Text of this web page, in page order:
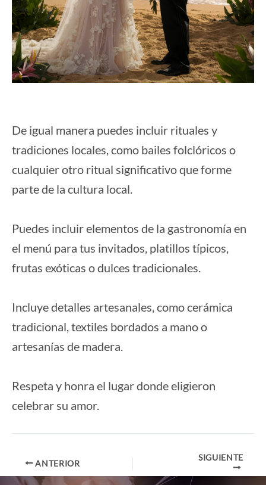
De igual manera puedes incluir rituales y
tradiciones locales, como bailes folclóricos o
cualquier otro ritual significativo que forme
parte de la cultura local.
Puedes incluir elementos de la gastronomía en
el menú para tus invitados, platillos típicos,
frutas exóticas o dulces tradicionales.
Incluye detalles artesanales, como cerámica
tradicional, textiles bordados a mano o
artesanías de madera.
Respeta y honra el lugar donde eligieron
celebrar su amor.
Navegación
de
ANTERIOR
SIGUIENTE